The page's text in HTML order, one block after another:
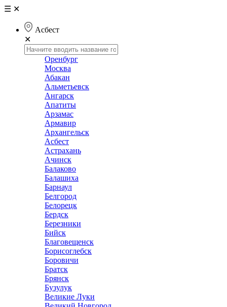
☰ ✕
Асбест
✕
Оренбург
Москва
Абакан
Альметьевск
Ангарск
Апатиты
Арзамас
Армавир
Архангельск
Асбест
Астрахань
Ачинск
Балаково
Балашиха
Барнаул
Белгород
Белорецк
Бердск
Березники
Бийск
Благовещенск
Борисоглебск
Боровичи
Братск
Брянск
Бузулук
Великие Луки